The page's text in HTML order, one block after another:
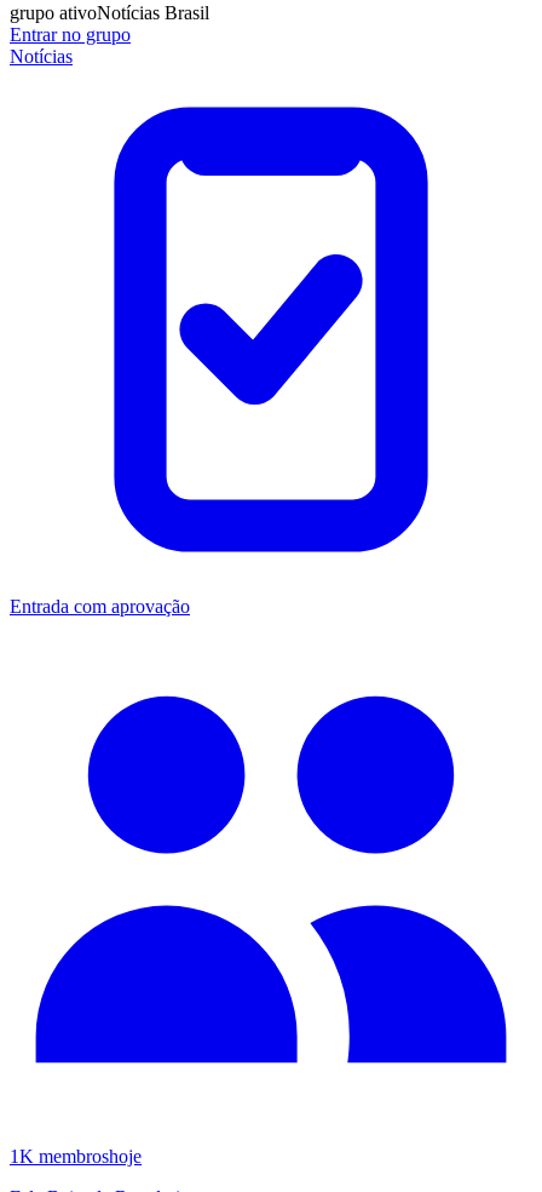
grupo ativoNotícias Brasil
Entrar no grupo
Notícias
Entrada com aprovação
1K membroshoje